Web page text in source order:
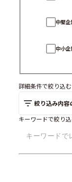
中堅企
中小企
詳細条件で絞り込む
絞り込み内容
キーワードで絞り